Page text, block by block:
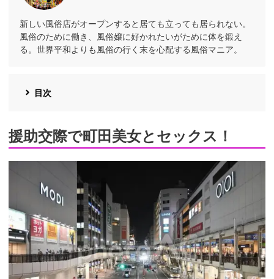
新しい風俗店がオープンすると居ても立っても居られない。
風俗のために働き、風俗嬢に好かれたいがために体を鍛え
る。世界平和よりも風俗の行く末を心配する風俗マニア。
目次
援助交際で町田美女とセックス！